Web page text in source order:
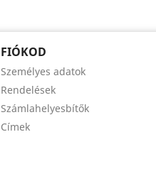
FIÓKOD
Személyes adatok
Rendelések
Számlahelyesbítők
Címek